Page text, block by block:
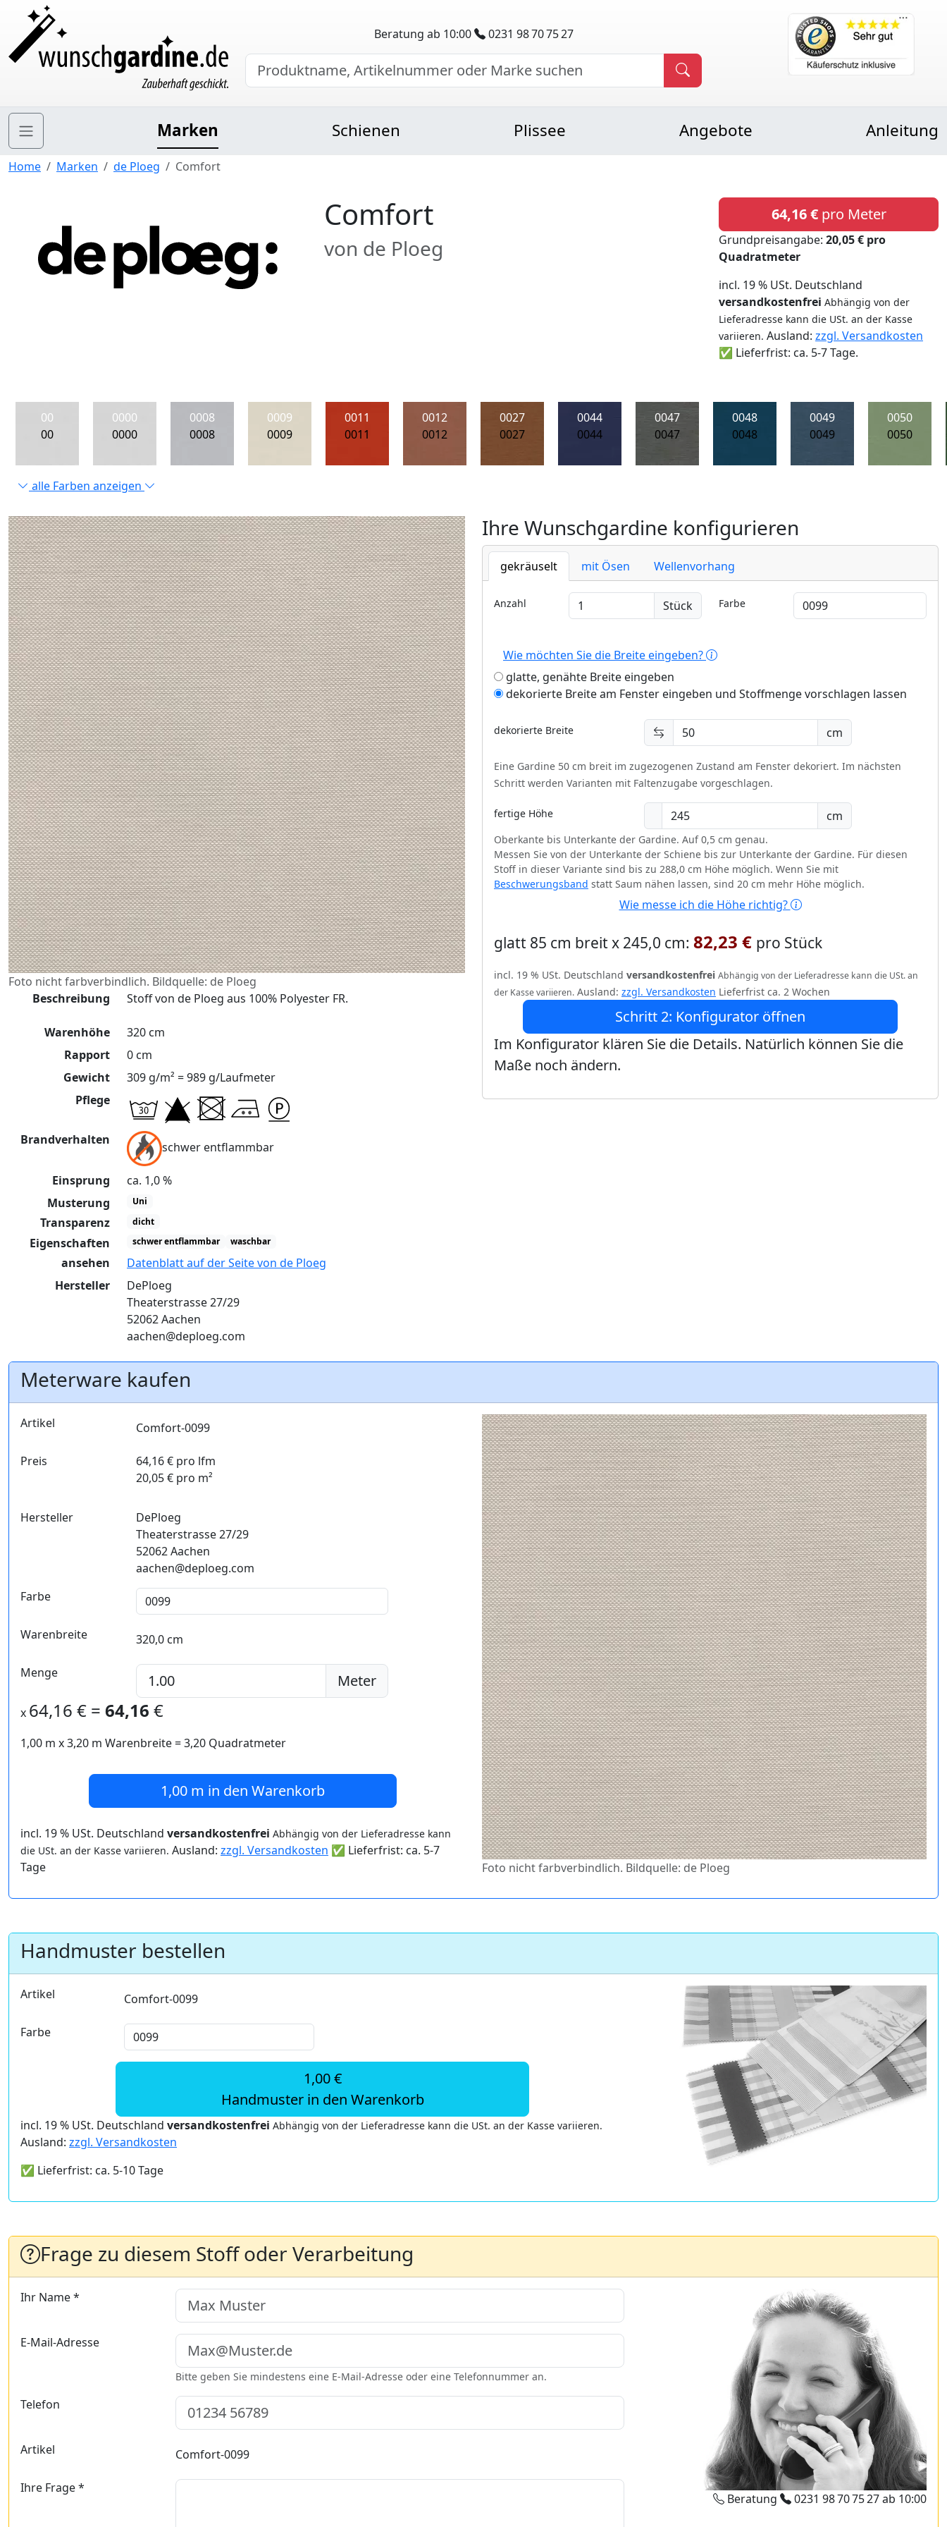
Beratung ab 10:00 0231 98 70 75 27
Marken Schienen Plissee Angebote Anleitung
Home Marken de Ploeg Comfort
Comfort
von de Ploeg
64,16 €pro Meter
Grundpreisangabe: 20,05 € pro
Quadratmeter
incl. 19 % USt. Deutschland
versandkostenfrei Abhängig von der
Lieferadresse kann die USt. an der Kasse
variieren. Ausland: zzgl. Versandkosten
✅ Lieferfrist: ca. 5-7 Tage.
00
00
0000
0000
0008
0008
0009
0009
0011
0011
0012
0012
0027
0027
0044
0044
0047
0047
0048
0048
0049
0049
0050
0050
alle Farben anzeigen
Foto nicht farbverbindlich. Bildquelle: de Ploeg
Beschreibung
Stoff von de Ploeg aus 100% Polyester FR.
Warenhöhe
320 cm
Rapport
0 cm
Gewicht
309 g/m² = 989 g/Laufmeter
Pflege
Brandverhalten
schwer entflammbar
Einsprung
ca. 1,0 %
Musterung
Uni
Transparenz dicht
Eigenschaften schwer entflammbar waschbar
ansehen
Datenblatt auf der Seite von de Ploeg
Hersteller
DePloeg
Theaterstrasse 27/29
52062 Aachen
aachen@deploeg.com
Ihre Wunschgardine konfigurieren
gekräuselt mit Ösen Wellenvorhang
Anzahl Stück Farbe
Wie möchten Sie die Breite eingeben?
glatte, genähte Breite eingeben
dekorierte Breite am Fenster eingeben und Stoffmenge vorschlagen lassen
dekorierte Breite cm
Eine Gardine 50 cm breit im zugezogenen Zustand am Fenster dekoriert. Im nächsten
Schritt werden Varianten mit Faltenzugabe vorgeschlagen.
fertige Höhe cm
Oberkante bis Unterkante der Gardine. Auf 0,5 cm genau.
Messen Sie von der Unterkante der Schiene bis zur Unterkante der Gardine. Für diesen
Stoff in dieser Variante sind bis zu 288,0 cm Höhe möglich. Wenn Sie mit
Beschwerungsband statt Saum nähen lassen, sind 20 cm mehr Höhe möglich.
Wie messe ich die Höhe richtig?
glatt 85 cm breit x 245,0 cm: 82,23 € pro Stück
incl. 19 % USt. Deutschland versandkostenfrei Abhängig von der Lieferadresse kann die USt. an
der Kasse variieren. Ausland: zzgl. Versandkosten Lieferfrist ca. 2 Wochen
Schritt 2: Konfigurator öffnen
Im Konfigurator klären Sie die Details. Natürlich können Sie die
Maße noch ändern.
Meterware kaufen
Artikel Comfort-0099
Preis
64,16 € pro lfm
20,05 € pro m²
Hersteller
DePloeg
Theaterstrasse 27/29
52062 Aachen
aachen@deploeg.com
Farbe
Warenbreite 320,0 cm
Menge Meter
x 64,16 € = 64,16 €
1,00 m x3,20 m Warenbreite =3,20 Quadratmeter
1,00 m in den Warenkorb
incl. 19 % USt. Deutschland versandkostenfrei Abhängig von der Lieferadresse kann
die USt. an der Kasse variieren. Ausland: zzgl. Versandkosten ✅ Lieferfrist: ca. 5-7
Tage
Foto nicht farbverbindlich. Bildquelle: de Ploeg
Handmuster bestellen
Artikel Comfort-0099
Farbe
1,00 €
Handmuster in den Warenkorb
incl. 19 % USt. Deutschland versandkostenfrei Abhängig von der Lieferadresse kann die USt. an der Kasse variieren.
Ausland: zzgl. Versandkosten
✅ Lieferfrist: ca. 5-10 Tage
Frage zu diesem Stoff oder Verarbeitung
Ihr Name *
E-Mail-Adresse
Bitte geben Sie mindestens eine E-Mail-Adresse oder eine Telefonnummer an.
Telefon
Artikel Comfort-0099
Ihre Frage *
Beratung 0231 98 70 75 27ab 10:00